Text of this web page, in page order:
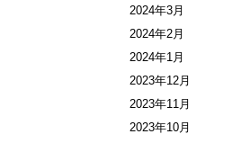
2024年3月
2024年2月
2024年1月
2023年12月
2023年11月
2023年10月